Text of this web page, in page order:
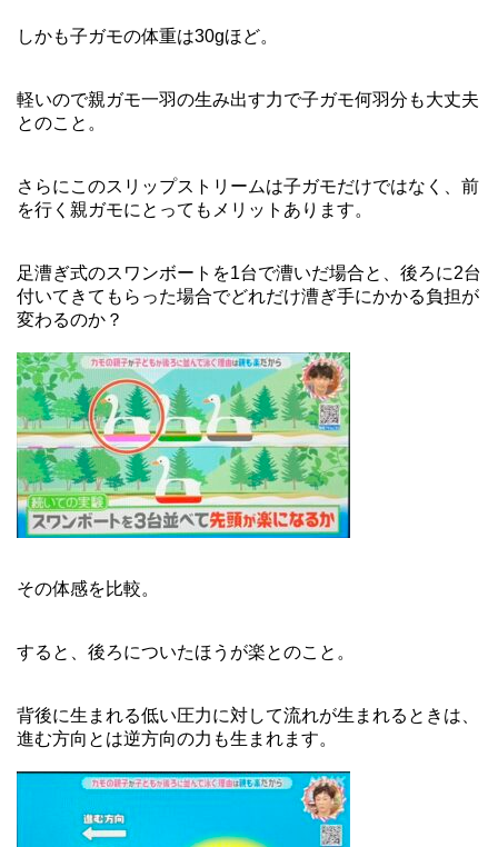
しかも子ガモの体重は30gほど。
軽いので親ガモ一羽の生み出す力で子ガモ何羽分も大丈夫
とのこと。
さらにこのスリップストリームは子ガモだけではなく、前
を行く親ガモにとってもメリットあります。
足漕ぎ式のスワンボートを1台で漕いだ場合と、後ろに2台
付いてきてもらった場合でどれだけ漕ぎ手にかかる負担が
変わるのか？
その体感を比較。
すると、後ろについたほうが楽とのこと。
背後に生まれる低い圧力に対して流れが生まれるときは、
進む方向とは逆方向の力も生まれます。